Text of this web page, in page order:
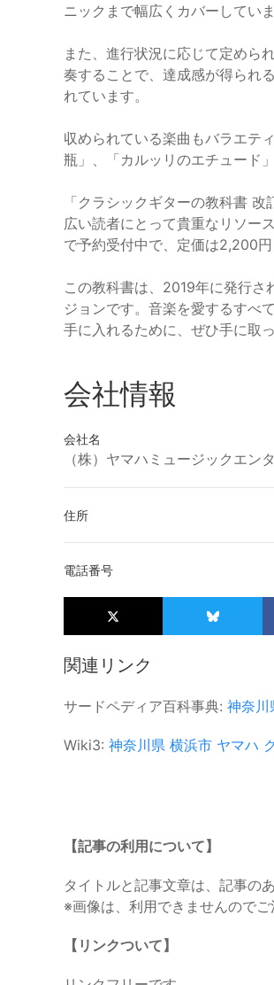
ニックまで幅広くカバーしていま
また、進行状況に応じて定めら
奏することで、達成感が得られ
れています。
収められている楽曲もバラエテ
瓶」、「カルッリのエチュード
「クラシックギターの教科書
広い読者にとって貴重なリソー
で予約受付中で、定価は2,200円
この教科書は、2019年に発行
ジョンです。音楽を愛するすべ
手に入れるために、ぜひ手に取
会社情報
会社名
（株）ヤマハミュージックエン
住所
電話番号
関連リンク
サードペディア百科事典: 神奈川
Wiki3: 神奈川県 横浜市 ヤマハ
【記事の利用について】
タイトルと記事文章は、記事の
※画像は、利用できませんのでご
【リンクついて】